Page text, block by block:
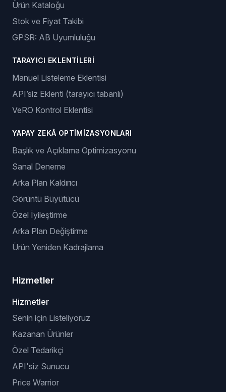
Ürün Kataloğu
Stok ve Fiyat Takibi
GPSR: AB Uyumluluğu
TARAYICI EKLENTILERI
Manuel Listeleme Eklentisi
API’siz Eklenti (tarayıcı tabanlı)
VeRO Kontrol Eklentisi
YAPAY ZEKÂ OPTIMIZASYONLARI
Başlık ve Açıklama Optimizasyonu
Sanal Deneme
Arka Plan Kaldırıcı
Görüntü Büyütücü
Özel İyileştirme
Arka Plan Değiştirme
Ürün Yeniden Kadrajlama
Hizmetler
Hizmetler
Senin için Listeliyoruz
Kazanan Ürünler
Özel Tedarikçi
API'siz Sunucu
Price Warrior